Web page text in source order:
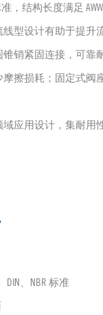
，结构长度满足
型设计有助于提升
销紧固连接，可靠
擦损耗；固定式阀
应用设计，集耐用
DIN、NBR 标准